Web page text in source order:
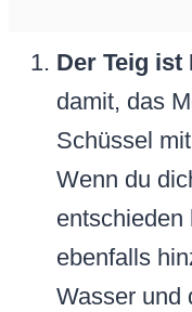
Der Teig ist
damit, das
Schüssel
Wenn du
entschieden
ebenfalls
Wasser und